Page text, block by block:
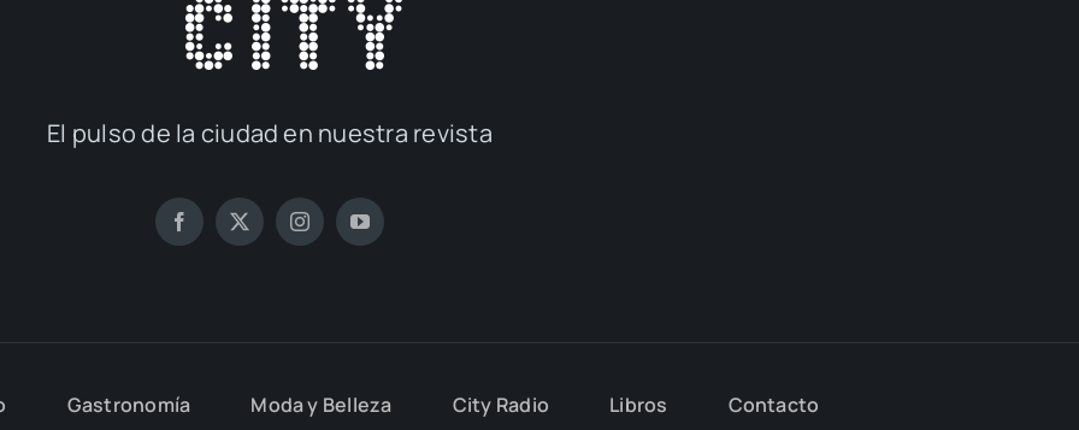
El pul­so de la ciu­dad en nues­tra revis­ta
Gas­tro­no­mía Moda y Belle­za City Radio Libros Con­tac­to